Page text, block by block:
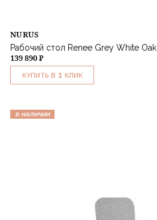
NURUS
Рабочий стол Renee Grey White Oak
139 890 ₽
КУПИТЬ В 1 КЛИК
в наличии